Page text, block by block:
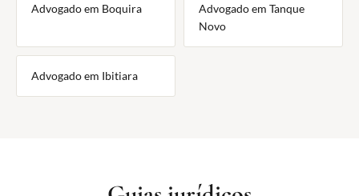
Advogado em Boquira
Advogado em Tanque
Novo
Advogado em Ibitiara